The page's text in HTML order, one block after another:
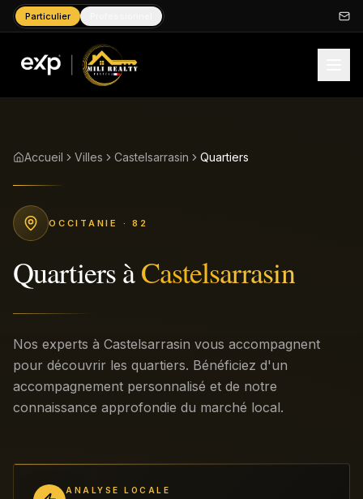
Particulier
Accueil Villes Castelsarrasin Quartiers
OCCITANIE · 82
QuartiersàCastelsarrasin
Nos experts à Castelsarrasin vous accompagnent
pour découvrir les quartiers. Bénéficiez d'un
accompagnement personnalisé et de notre
connaissance approfondie du marché local.
ANALYSE LOCALE